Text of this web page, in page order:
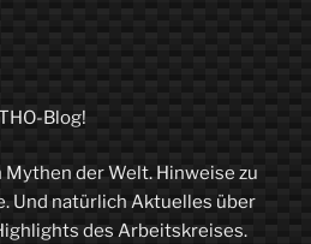
Blog!
der Welt. Hinweise zu
Und natürlich Aktuelles über
des Arbeitskreises.